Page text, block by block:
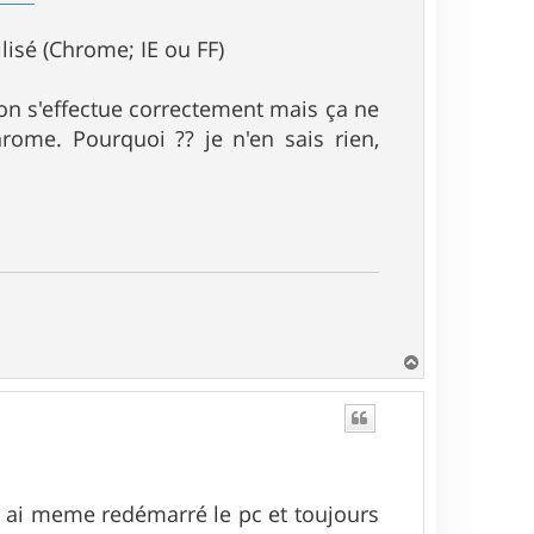
(Chrome; IE ou FF)
s'effectue correctement mais ça ne
Pourquoi ?? je n'en sais rien,
a
u
meme redémarré le pc et toujours